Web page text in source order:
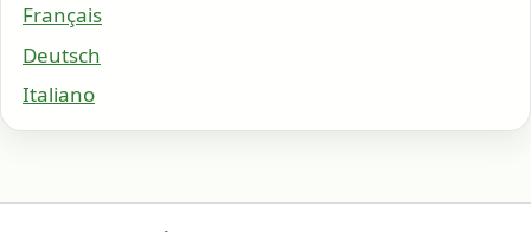
Français
Deutsch
Italiano